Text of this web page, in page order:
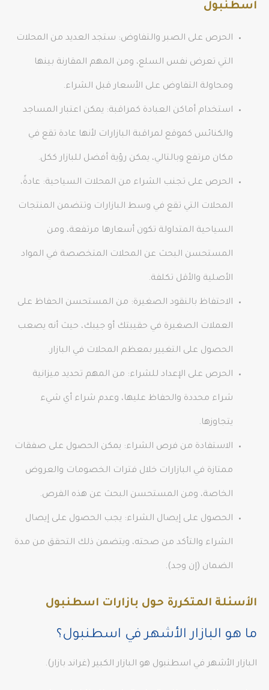
اسطنبول
الحرص على الصبر والتفاوض: ستجد العديد من المحلات
التي تعرض نفس السلع، ومن المهم المقارنة بينها
ومحاولة التفاوض على الأسعار قبل الشراء.
استخدام أماكن العبادة كمراقبة: يمكن اعتبار المساجد
والكنائس كموقع لمراقبة البازارات لأنها عادة تقع في
مكان مرتفع وبالتالي، يمكن رؤية أفضل للبازار ككل.
الحرص على تجنب الشراء من المحلات السياحية: عادةً،
المحلات التي تقع في وسط البازارات وتتضمن المنتجات
السياحية المتداولة تكون أسعارها مرتفعة، ومن
المستحسن البحث عن المحلات المتخصصة في المواد
الأصلية والأقل تكلفة.
الاحتفاظ بالنقود الصغيرة: من المستحسن الحفاظ على
العملات الصغيرة في حقيبتك أو جيبك، حيث أنه يصعب
الحصول على التغيير بمعظم المحلات في البازار.
الحرص على الإعداد للشراء: من المهم تحديد ميزانية
شراء محددة والحفاظ عليها، وعدم شراء أي شيء
يتجاوزها.
الاستفادة من فرص الشراء: يمكن الحصول على صفقات
ممتازة في البازارات خلال فترات الخصومات والعروض
الخاصة، ومن المستحسن البحث عن هذه الفرص.
الحصول على إيصال الشراء: يجب الحصول على إيصال
الشراء والتأكد من صحته، ويتضمن ذلك التحقق من مدة
الضمان (إن وجد).
الأسئلة المتكررة حول بازارات اسطنبول
ما هو البازار الأشهر في اسطنبول؟
البازار الأشهر في اسطنبول هو البازار الكبير (غراند بازار).